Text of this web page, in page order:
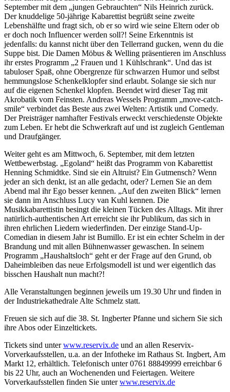
September mit dem „jungen Gebrauchten“ Nils Heinrich zurück.
Der knuddelige 50-jährige Kabarettist begrüßt seine zweite
Lebenshälfte und fragt sich, ob er so wird wie seine Eltern oder ob
er doch noch Influencer werden soll?! Seine Erkenntnis ist
jedenfalls: du kannst nicht über den Tellerrand gucken, wenn du die
Suppe bist. Die Damen Möbus & Welling präsentieren im Anschluss
ihr erstes Programm „2 Frauen und 1 Kühlschrank“. Und das ist
tabuloser Spaß, ohne Obergrenze für schwarzen Humor und selbst
hemmungslose Schenkelklopfer sind erlaubt. Solange sie sich nur
auf die eigenen Schenkel klopfen. Beendet wird dieser Tag mit
Akrobatik vom Feinsten. Andreas Wessels Programm „move-catch-
smile“ verbindet das Beste aus zwei Welten: Artistik und Comedy.
Der Preisträger namhafter Festivals erweckt verschiedenste Objekte
zum Leben. Er hebt die Schwerkraft auf und ist zugleich Gentleman
und Draufgänger.
Weiter geht es am Mittwoch, 6. September, mit dem letzten
Wettbewerbstag. „Egoland“ heißt das Programm von Kabarettist
Henning Schmidtke. Sind sie ein Altruist? Ein Gutmensch? Wenn
jeder an sich denkt, ist an alle gedacht, oder? Lernen Sie an dem
Abend mal ihr Ego besser kennen. „Auf den zweiten Blick“ lernen
sie dann im Anschluss Lucy van Kuhl kennen. Die
Musikkabarettistin besingt die kleinen Tücken des Alltags. Mit ihrer
natürlich-authentischen Art erreicht sie ihr Publikum, das sich in
ihren ehrlichen Liedern wiederfinden. Der einzige Stand-Up-
Comedian in diesem Jahr ist Bumillo. Er ist ein echter Schelm in der
Brandung und mit allen Bühnenwasser gewaschen. In seinem
Programm „Haushaltsloch“ geht er der Frage auf den Grund, ob
Daheimbleiben das neue Erfolgsmodell ist und wer eigentlich das
bisschen Haushalt nun macht?!
Alle Veranstaltungen beginnen jeweils um 19.30 Uhr und finden in
der Industriekathedrale Alte Schmelz statt.
Freuen sie sich auf die 38. St. Ingberter Pfanne und sichern Sie sich
ihre Abos oder Einzeltickets.
Tickets sind unterwww.reservix.de und an allen Reservix-
Vorverkaufsstellen, u.a. an der Infotheke im Rathaus St. Ingbert, Am
Markt 12, erhältlich. Telefonisch unter 0761 88849999 erreichbar 6
bis 22 Uhr, auch an Wochenenden und Feiertagen. Weitere
Vorverkaufsstellen finden Sie unterwww.reservix.de